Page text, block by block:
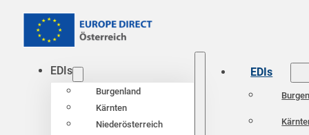
EDIs
Burgenland
Kärnten
Niederösterreich
EDIs